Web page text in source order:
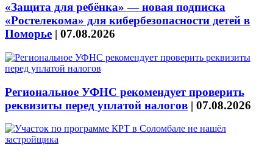
«Защита для ребёнка» — новая подписка
«Ростелекома» для кибербезопасности детей в
Поморье | 07.08.2026
Региональное УФНС рекомендует проверить
реквизиты перед уплатой налогов | 07.08.2026